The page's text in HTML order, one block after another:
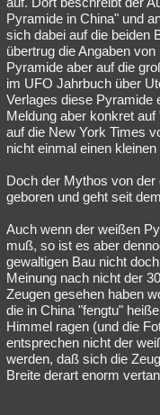
Pyramide in China" und
sich dabei auf die beiden
übertrug die Angaben
Pyramide aber auf die
im UFO Jahrbuch über
Verlages diese Pyramide
Meldung aber konkret
auf die New York Times
nicht einmal einen
Doch der Mythos von
geboren und geht seit
Auch wenn der weißen
muß, so ist es aber
gewaltigen Bau nicht
Meinung nach nicht der
Zeugen gesehen haben
die in China "fengtu"
Himmel ragen (und die
entsprechen nicht der
werden, daß sich die
Breite derart enorm